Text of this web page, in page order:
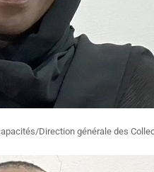
Direction générale des